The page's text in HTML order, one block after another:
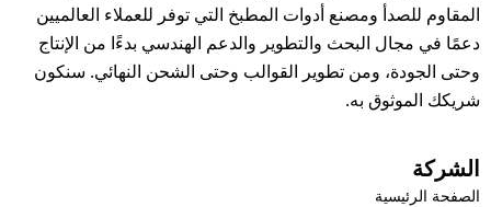
المقاوم للصدأ ومصنع أدوات المطبخ التي توفر للعملاء العالميين
دعمًا في مجال البحث والتطوير والدعم الهندسي بدءًا من الإنتاج
وحتى الجودة، ومن تطوير القوالب وحتى الشحن النهائي. سنكون
شريكك الموثوق به.
الشركة
الصفحة الرئيسية